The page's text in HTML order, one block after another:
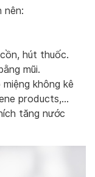
nên:
hút thuốc.
mũi.
không kê
products,…
tăng nước